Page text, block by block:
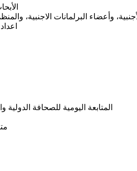
وأعضاء البرلمانات الاجنبية،
المتابعة اليومية للصحافة